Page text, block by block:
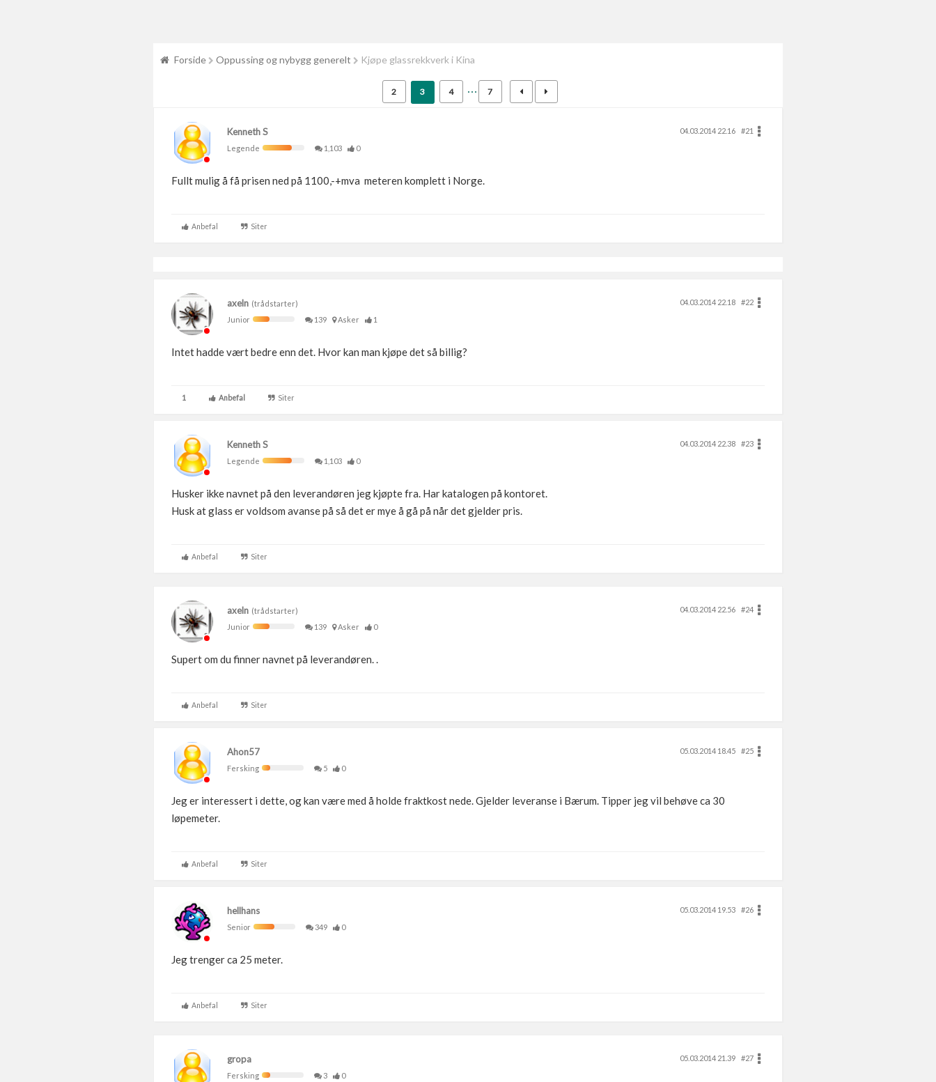
Forside Oppussing og nybygg generelt Kjøpe glassrekkverk i Kina
2 3 4 7
Kenneth S 04.03.2014 22.16
#21
Legende
1,103 0
Fullt mulig å få prisen ned på 1100,-+mva meteren komplett i Norge.
Anbefal Siter
axeln (trådstarter) 04.03.2014 22.18
#22
Junior
139 Asker 1
Intet hadde vært bedre enn det. Hvor kan man kjøpe det så billig?
1 Anbefal Siter
Kenneth S 04.03.2014 22.38
#23
Legende
1,103 0
Husker ikke navnet på den leverandøren jeg kjøpte fra. Har katalogen på kontoret.
Husk at glass er voldsom avanse på så det er mye å gå på når det gjelder pris.
Anbefal Siter
axeln (trådstarter) 04.03.2014 22.56
#24
Junior
139 Asker 0
Supert om du finner navnet på leverandøren. .
Anbefal Siter
Ahon57 05.03.2014 18.45
#25
Fersking
5 0
Jeg er interessert i dette, og kan være med å holde fraktkost nede. Gjelder leveranse i Bærum. Tipper jeg vil behøve ca 30
løpemeter.
Anbefal Siter
hellhans 05.03.2014 19.53
#26
Senior
349 0
Jeg trenger ca 25 meter.
Anbefal Siter
gropa 05.03.2014 21.39
#27
Fersking
3 0